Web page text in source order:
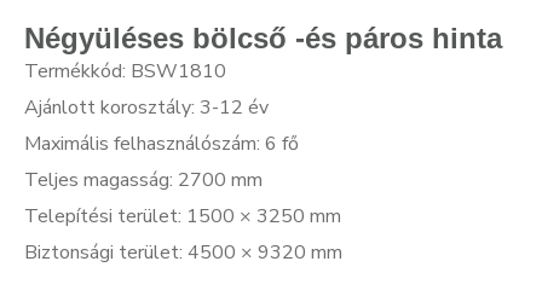
Négyüléses bölcső -és páros hinta
Termékkód: BSW1810
Ajánlott korosztály: 3-12 év
Maximális felhasználószám: 6 fő
Teljes magasság: 2700 mm
Telepítési terület: 1500 × 3250 mm
Biztonsági terület: 4500 × 9320 mm